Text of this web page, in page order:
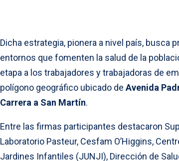
Dicha estrategia, pionera a nivel país, busca
entornos que fomenten la salud de la
etapa a los trabajadores y trabajadoras de
polígono geográfico ubicado de Avenida
Carrera a San Martín.
Entre las firmas participantes destacaron
Laboratorio Pasteur, Cesfam O’Higgins,
Jardines Infantiles (JUNJI), Dirección de